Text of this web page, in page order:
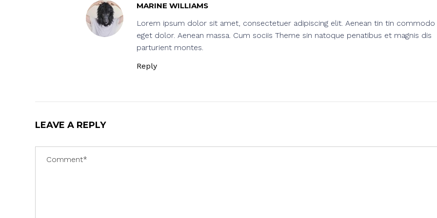
MARINE WILLIAMS
Lorem ipsum dolor sit amet, consectetuer adipiscing elit. Aenean tin tin commodo
eget dolor. Aenean massa. Cum sociis Theme sin natoque penatibus et magnis dis
parturient montes.
Reply
LEAVE A REPLY